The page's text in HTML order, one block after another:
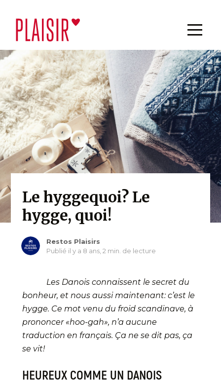
Le hyggequoi? Le
hygge, quoi!
Restos Plaisirs
Publié il y a 8 ans, 2 min. de lecture
Les Danois connaissent le secret du
bonheur, et nous aussi maintenant: c’est le
hygge. Ce mot venu du froid scandinave, à
prononcer «hoo-gah», n’a aucune
traduction en français. Ça ne se dit pas, ça
se vit!
HEUREUX COMME UN DANOIS